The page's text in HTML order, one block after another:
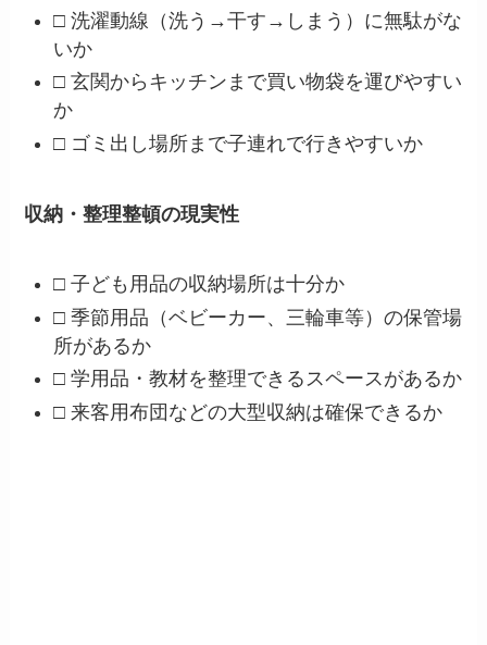
□ 洗濯動線（洗う→干す→しまう）に無駄がな
いか
□ 玄関からキッチンまで買い物袋を運びやすい
か
□ ゴミ出し場所まで子連れで行きやすいか
収納・整理整頓の現実性
□ 子ども用品の収納場所は十分か
□ 季節用品（ベビーカー、三輪車等）の保管場
所があるか
□ 学用品・教材を整理できるスペースがあるか
□ 来客用布団などの大型収納は確保できるか